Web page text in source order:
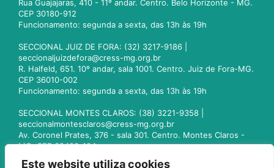
Este website utiliza cookies
Rua Guajajaras, 410 - 11º andar. Centro. Belo Horizonte - MG.
CEP 30180-912
Funcionamento: segunda a sexta, das 13h às 19h
SECCIONAL JUIZ DE FORA: (32) 3217-9186 |
seccionaljuizdefora@cress-mg.org.br
R. Halfeld, 651. 10º andar, sala 1001. Centro. Juiz de Fora-MG.
CEP 36010-002
Funcionamento: segunda a sexta, das 13h às 19h
SECCIONAL MONTES CLAROS: (38) 3221-9358 |
seccionalmontesclaros@cress-mg.org.br
Av. Coronel Prates, 376 - sala 301. Centro. Montes Claros -
MG. CEP 39400-104